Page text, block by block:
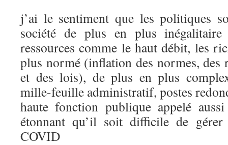
j’ai le sentiment que les politiques
société de plus en plus inégalitaire
ressources comme le haut débit, les
plus normé (inflation des normes, des
et des lois), de plus en plus
mille-feuille administratif, postes
haute fonction publique appelé
étonnant qu’il soit difficile de
COVID